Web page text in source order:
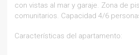
con vistas al mar y garaje. Zona de
comunitarios. Capacidad 4/6
Características del apartamento: